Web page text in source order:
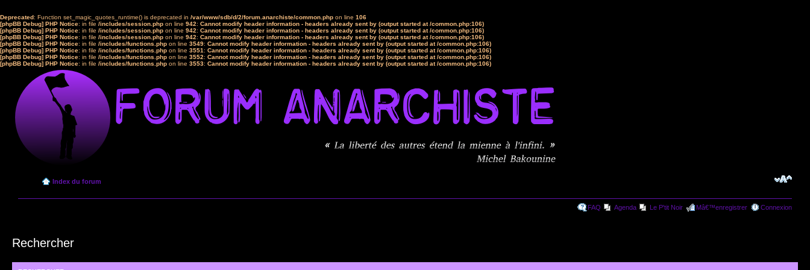
Deprecated: Function set_magic_quotes_runtime() is deprecated in /var/www/sdb/d/2/forum.anarchiste/common.php on line 106
[phpBB Debug] PHP Notice: in file /includes/session.php on line 942: Cannot modify header information - headers already sent by (output started at /common.php:106)
[phpBB Debug] PHP Notice: in file /includes/session.php on line 942: Cannot modify header information - headers already sent by (output started at /common.php:106)
[phpBB Debug] PHP Notice: in file /includes/session.php on line 942: Cannot modify header information - headers already sent by (output started at /common.php:106)
[phpBB Debug] PHP Notice: in file /includes/functions.php on line 3549: Cannot modify header information - headers already sent by (output started at /common.php:106)
[phpBB Debug] PHP Notice: in file /includes/functions.php on line 3551: Cannot modify header information - headers already sent by (output started at /common.php:106)
[phpBB Debug] PHP Notice: in file /includes/functions.php on line 3552: Cannot modify header information - headers already sent by (output started at /common.php:106)
[phpBB Debug] PHP Notice: in file /includes/functions.php on line 3553: Cannot modify header information - headers already sent by (output started at /common.php:106)
Index du forum
FAQ Agenda Le P'tit Noir Mâ€™enregistrer Connexion
Rechercher